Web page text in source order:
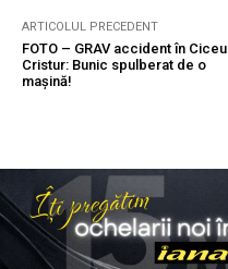
ARTICOLUL PRECEDENT
FOTO – GRAV accident în Ciceu
Cristur: Bunic spulberat de o
mașină!